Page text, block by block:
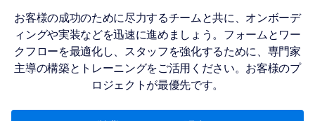
お客様の成功のために尽力するチームと共に、オンボーデ
ィングや実装などを迅速に進めましょう。フォームとワー
クフローを最適化し、スタッフを強化するために、専門家
主導の構築とトレーニングをご活用ください。お客様のプ
ロジェクトが最優先です。